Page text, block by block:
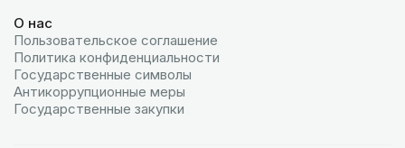
О нас
Пользовательское соглашение
Политика конфиденциальности
Государственные символы
Антикоррупционные меры
Государственные закупки